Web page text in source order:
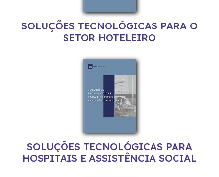
SOLUÇÕES TECNOLÓGICAS PARA O
SETOR HOTELEIRO
SOLUÇÕES TECNOLÓGICAS PARA
HOSPITAIS E ASSISTÊNCIA SOCIAL